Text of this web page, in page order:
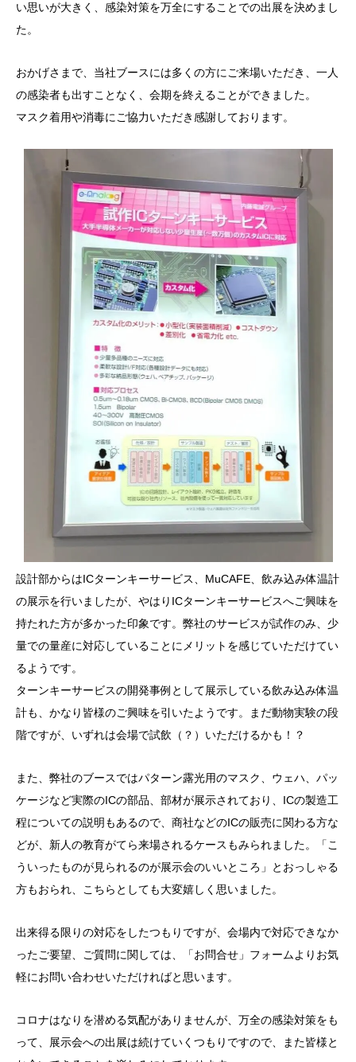
い思いが大きく、感染対策を万全にすることでの出展を決めまし
た。
おかげさまで、当社ブースには多くの方にご来場いただき、一人
の感染者も出すことなく、会期を終えることができました。
マスク着用や消毒にご協力いただき感謝しております。
設計部からはICターンキーサービス、MuCAFE、飲み込み体温計
の展示を行いましたが、やはりICターンキーサービスへご興味を
持たれた方が多かった印象です。弊社のサービスが試作のみ、少
量での量産に対応していることにメリットを感じていただけてい
るようです。
ターンキーサービスの開発事例として展示している飲み込み体温
計も、かなり皆様のご興味を引いたようです。まだ動物実験の段
階ですが、いずれは会場で試飲（？）いただけるかも！？
また、弊社のブースではパターン露光用のマスク、ウェハ、パッ
ケージなど実際のICの部品、部材が展示されており、ICの製造工
程についての説明もあるので、商社などのICの販売に関わる方な
どが、新人の教育がてら来場されるケースもみられました。「こ
ういったものが見られるのが展示会のいいところ」とおっしゃる
方もおられ、こちらとしても大変嬉しく思いました。
出来得る限りの対応をしたつもりですが、会場内で対応できなか
ったご要望、ご質問に関しては、「お問合せ」フォームよりお気
軽にお問い合わせいただければと思います。
コロナはなりを潜める気配がありませんが、万全の感染対策をも
って、展示会への出展は続けていくつもりですので、また皆様と